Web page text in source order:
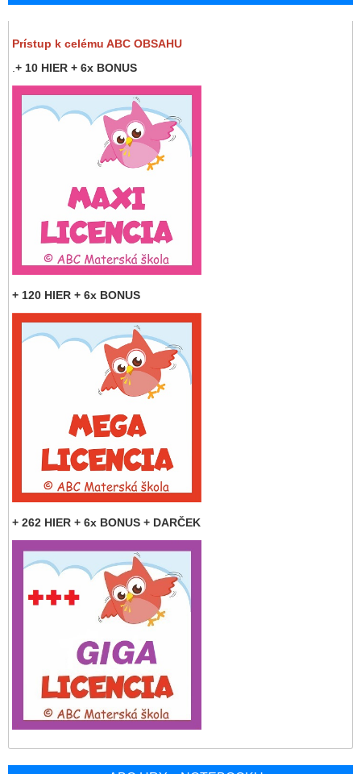
Prístup k celému ABC OBSAHU
+ 10 HIER + 6x BONUS
+ 120 HIER + 6x BONUS
+ 262 HIER + 6x BONUS + DARČEK